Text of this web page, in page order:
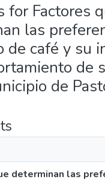
for Factores
las
de café y su
de
de
determinan las